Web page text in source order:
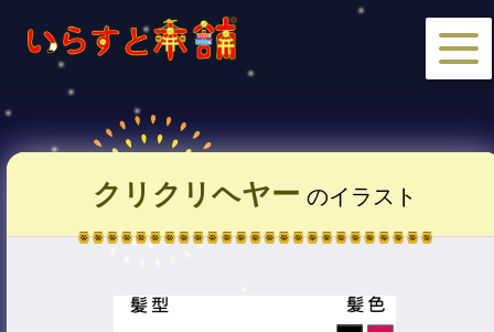
クリクリヘヤー のイラスト